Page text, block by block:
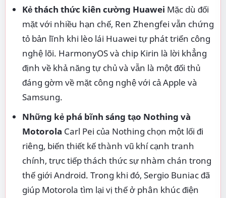
Kẻ thách thức kiên cường Huawei Mặc dù đối
mặt với nhiều hạn chế, Ren Zhengfei vẫn chứng
tỏ bản lĩnh khi lèo lái Huawei tự phát triển công
nghệ lõi. HarmonyOS và chip Kirin là lời khẳng
định về khả năng tự chủ và vẫn là một đối thủ
đáng gờm về mặt công nghệ với cả Apple và
Samsung.
Những kẻ phá bĩnh sáng tạo Nothing và
Motorola Carl Pei của Nothing chọn một lối đi
riêng, biến thiết kế thành vũ khí cạnh tranh
chính, trực tiếp thách thức sự nhàm chán trong
thế giới Android. Trong khi đó, Sergio Buniac đã
giúp Motorola tìm lại vị thế ở phân khúc điện